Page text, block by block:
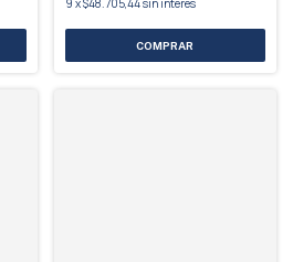
9 x$48.705,44sin interés